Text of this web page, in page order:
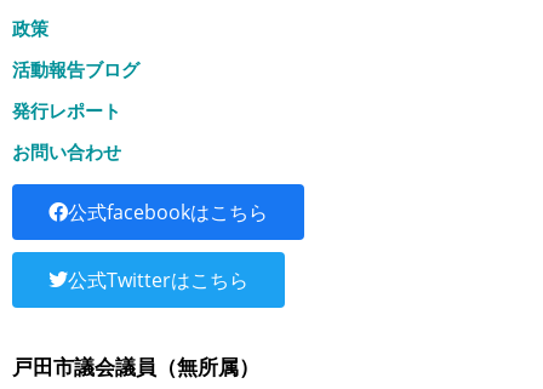
政策
活動報告ブログ
発行レポート
お問い合わせ
公式facebookはこちら
公式Twitterはこちら
戸田市議会議員（無所属）